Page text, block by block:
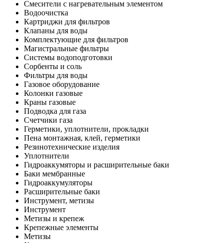
Смесители с нагревательным элементом
Водоочистка
Картриджи для фильтров
Клапаны для воды
Комплектующие для фильтров
Магистральные фильтры
Системы водоподготовки
Сорбенты и соль
Фильтры для воды
Газовое оборудование
Колонки газовые
Краны газовые
Подводка для газа
Счетчики газа
Герметики, уплотнители, прокладки
Пена монтажная, клей, герметики
Резинотехнические изделия
Уплотнители
Гидроаккумяторы и расширительные баки
Баки мембранные
Гидроаккумуляторы
Расширительные баки
Инструмент, метизы
Инструмент
Метизы и крепеж
Крепежные элементы
Метизы